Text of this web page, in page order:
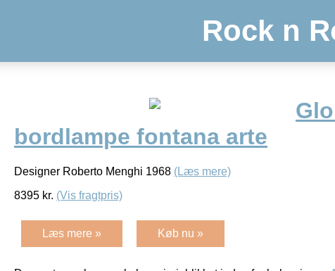
Rock n
bordlampe fontana arte
Designer Roberto Menghi 1968 (Læs mere)
8395 kr. (Vis fragtpris)
Læs mere » Køb nu »